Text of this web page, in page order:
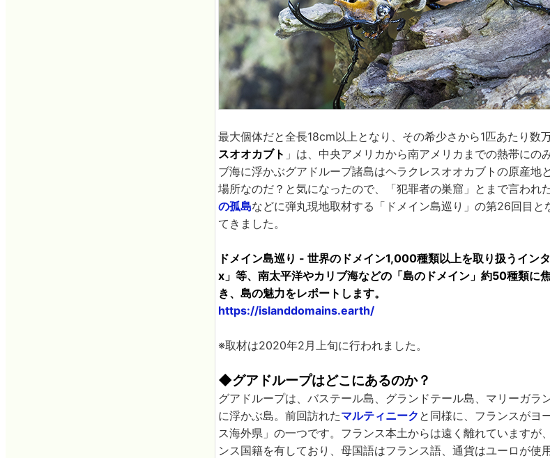
最大個体だと全長18cm以上となり、その希少さから1匹あたり数
スオオカブト 」は、中央アメリカから南アメリカまでの熱帯にの
ブ海に浮かぶグアドループ諸島はヘラクレスオオカブトの原産地
場所なのだ？と気になったので、「犯罪者の巣窟」とまで言われ
の孤島などに弾丸現地取材する「ドメイン島巡り」の第26回目と
てきました。
ドメイン島巡り - 世界のドメイン1,000種類以上を取り扱うイン
x」等、南太平洋やカリブ海などの「島のドメイン」約50種類に
き、島の魅力をレポートします。
https://islanddomains.earth/
※取材は2020年2月上旬に行われました。
◆グアドループはどこにあるのか？
グアドループは、バステール島、グランドテール島、マリーガラ
に浮かぶ島。前回訪れたマルティニーク と同様に、フランスがヨ
ス海外県」の一つです。フランス本土からは遠く離れていますが
ンス国籍を有しており、母国語はフランス語、通貨はユーロが使